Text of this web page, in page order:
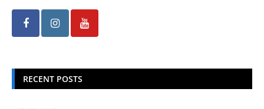
RECENT POSTS